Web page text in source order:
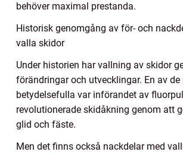
behöver maximal prestanda.
Historisk genomgång av för- och
valla skidor
Under historien har vallning av skidor
förändringar och utvecklingar. En av de
betydelsefulla var införandet av
revolutionerade skidåkning genom att
glid och fäste.
Men det finns också nackdelar med